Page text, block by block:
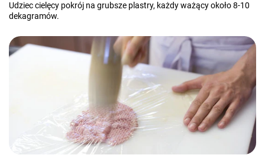
Udziec cielęcy pokrój na grubsze plastry, każdy ważący około 8-10
dekagramów.